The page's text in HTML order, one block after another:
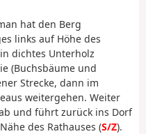
hat den Berg
links auf Höhe des
dichtes Unterholz
(Buchsbäume und
Strecke, dann im
weitergehen. Weiter
und führt zurück ins Dorf
des Rathauses (S/Z).